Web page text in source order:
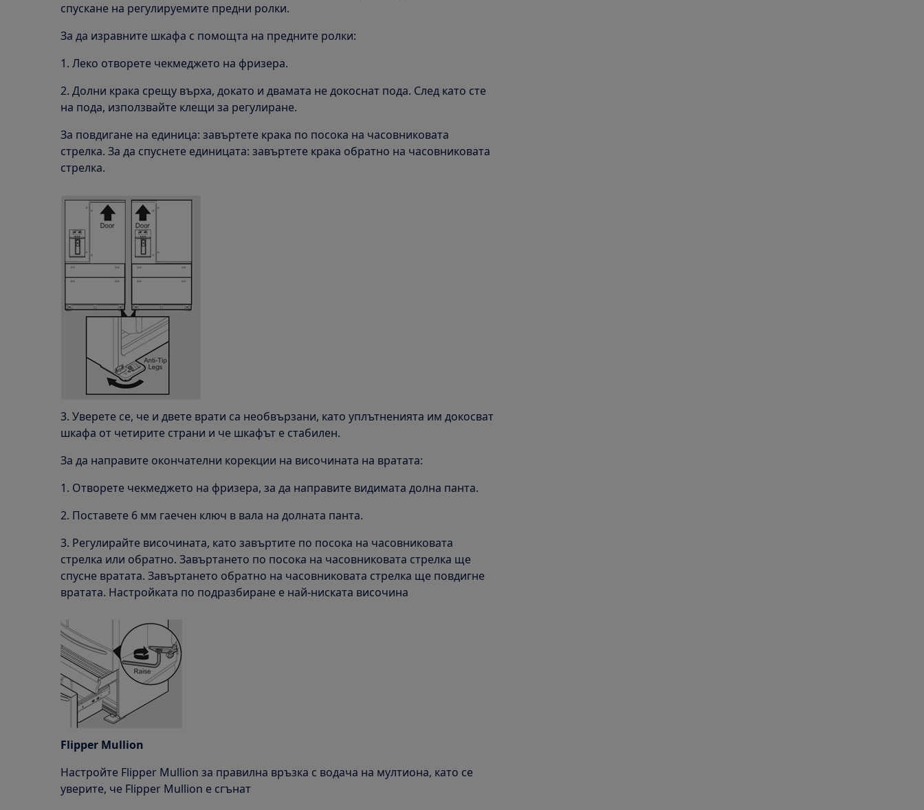
спускане на регулируемите предни ролки.
За да изравните шкафа с помощта на предните ролки:
1. Леко отворете чекмеджето на фризера.
2. Долни крака срещу върха, докато и двамата не докоснат пода. След като сте
на пода, използвайте клещи за регулиране.
За повдигане на единица: завъртете крака по посока на часовниковата
стрелка. За да спуснете единицата: завъртете крака обратно на часовниковата
стрелка.
3. Уверете се, че и двете врати са необвързани, като уплътненията им докосват
шкафа от четирите страни и че шкафът е стабилен.
За да направите окончателни корекции на височината на вратата:
1. Отворете чекмеджето на фризера, за да направите видимата долна панта.
2. Поставете 6 мм гаечен ключ в вала на долната панта.
3. Регулирайте височината, като завъртите по посока на часовниковата
стрелка или обратно. Завъртането по посока на часовниковата стрелка ще
спусне вратата. Завъртането обратно на часовниковата стрелка ще повдигне
вратата. Настройката по подразбиране е най-ниската височина
Flipper Mullion
Настройте Flipper Mullion за правилна връзка с водача на мултиона, като се
уверите, че Flipper Mullion е сгънат